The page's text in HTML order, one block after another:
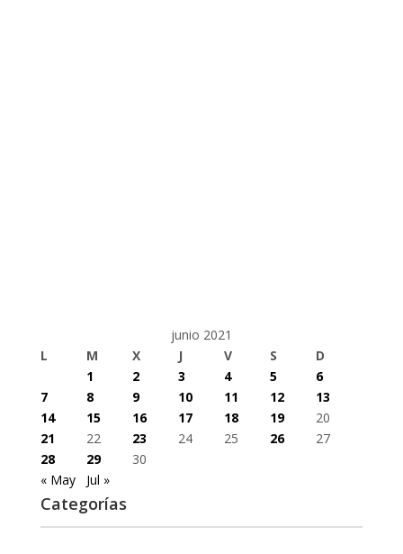
junio 2021
L
M X J V S
D
1
2 3 4 5
6
7
8 9 10 11 12
13
14
15 16 17 18 19
20
21
22 23 24 25 26
27
28
29
30
« May
Jul »
Categorías